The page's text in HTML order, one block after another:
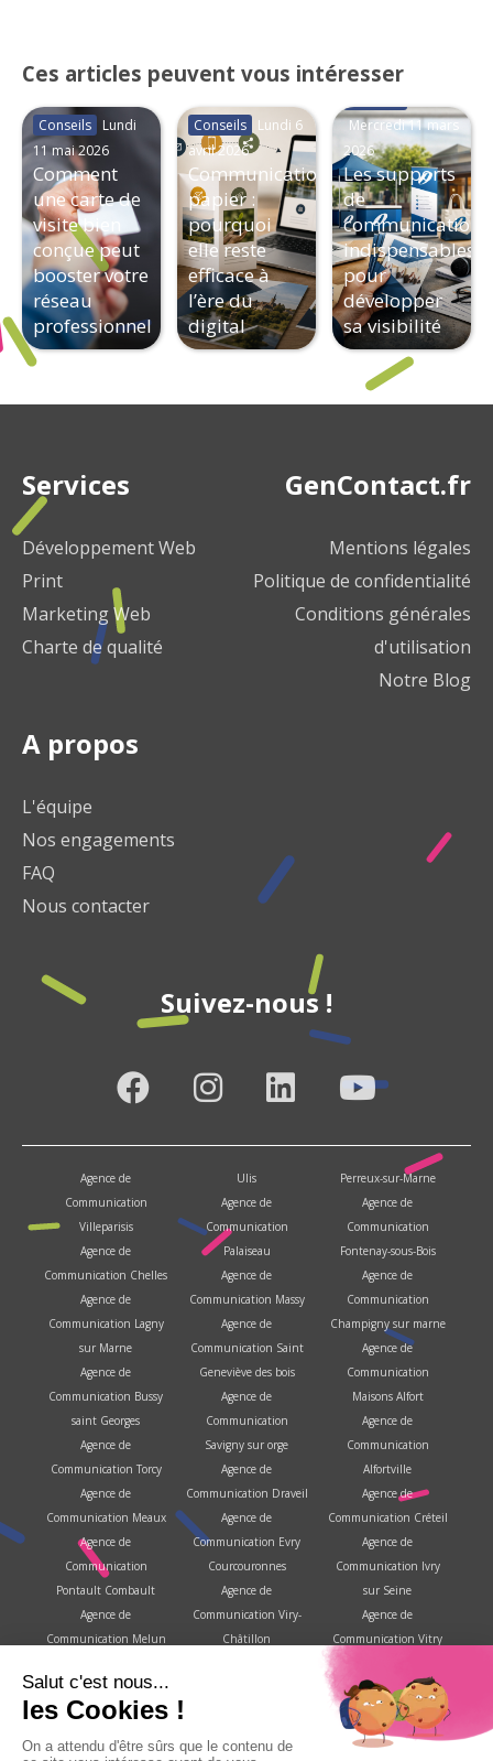
Ces articles peuvent vous intéresser
Conseils Lundi
11 mai 2026
Comment
une carte de
visite bien
conçue peut
booster votre
réseau
professionnel
Conseils
Lundi 6
avril 2026
Communication
papier :
pourquoi
elle reste
efficace à
l’ère du
digital
Mercredi 11 mars
2026
Les supports
de
communication
indispensables
pour
développer
sa visibilité
Services
Développement Web
Print
Marketing Web
Charte de qualité
A propos
L'équipe
Nos engagements
FAQ
Nous contacter
Suivez-nous !
GenContact.fr
Mentions légales
Politique de confidentialité
Conditions générales
d'utilisation
Notre Blog
Agence de
Communication
Villeparisis
Agence de
Communication Chelles
Agence de
Communication Lagny
sur Marne
Agence de
Communication Bussy
saint Georges
Agence de
Communication Torcy
Agence de
Communication Meaux
Agence de
Communication
Pontault Combault
Agence de
Communication Melun
Communication
Savigny le temple
Ulis
Agence de
Communication
Palaiseau
Agence de
Communication Massy
Agence de
Communication Saint
Geneviève des bois
Agence de
Communication
Savigny sur orge
Agence de
Communication Draveil
Agence de
Communication Evry
Courcouronnes
Agence de
Communication Viry-
Châtillon
Perreux-sur-Marne
Agence de
Communication
Fontenay-sous-Bois
Agence de
Communication
Champigny sur marne
Agence de
Communication
Maisons Alfort
Agence de
Communication
Alfortville
Agence de
Communication Créteil
Agence de
Communication Ivry
sur Seine
Agence de
Communication Vitry
Agence de
Communication
Villejuif